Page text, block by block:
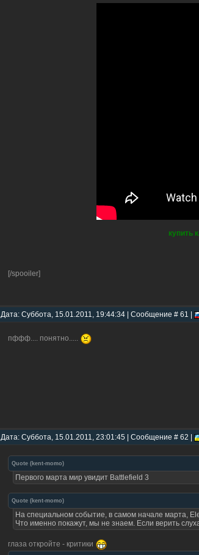
купить
[/spooiler]
Дата: Суббота, 15.01.2011, 19:44:34 | Сообщение # 61 |
пффф.... понятно.....
Дата: Суббота, 15.01.2011, 23:01:45 | Сообщение # 62 |
Quote ( kent-momo)
Первого марта мир увидит Battlefield 3
Quote ( kent-momo)
На специальном событие, в самом начале марта,
Что именно покажут, мы не знаем. Если верить
глаза откройте - критики